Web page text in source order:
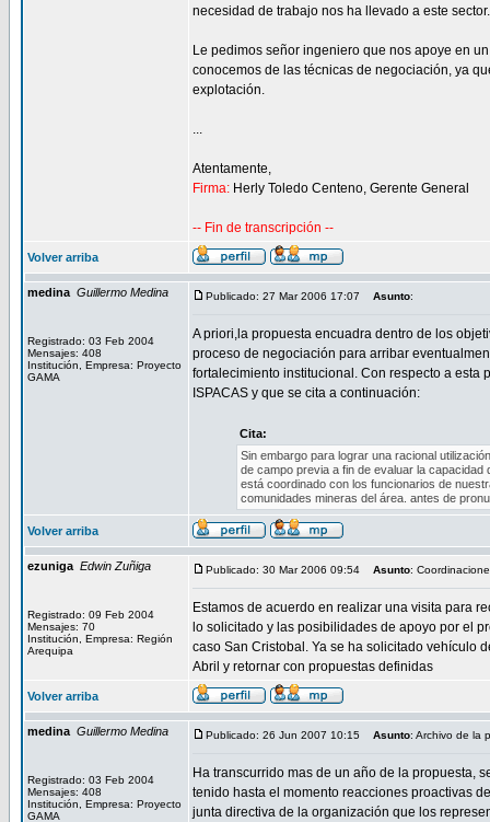
necesidad de trabajo nos ha llevado a este sector.
Le pedimos señor ingeniero que nos apoye en
conocemos de las técnicas de negociación, ya
explotación.
...
Atentamente,
Firma: Herly Toledo Centeno, Gerente General
-- Fin de transcripción --
Volver arriba
medina Guillermo Medina
Registrado: 03 Feb 2004
Mensajes: 408
Institución, Empresa: Proyecto
GAMA
Publicado: 27 Mar 2006 17:07 Asunto:
A priori,la propuesta encuadra dentro de los
proceso de negociación para arribar
fortalecimiento institucional. Con respecto a esta
ISPACAS y que se cita a continuación:
Cita:
Sin embargo para lograr una racional
de campo previa a fin de evaluar la
está coordinado con los funcionarios de
comunidades mineras del área. antes de
Volver arriba
ezuniga Edwin Zuñiga
Registrado: 09 Feb 2004
Mensajes: 70
Institución, Empresa: Región
Arequipa
Publicado: 30 Mar 2006 09:54 Asunto:
Estamos de acuerdo en realizar una visita para
lo solicitado y las posibilidades de apoyo por el
caso San Cristobal. Ya se ha solicitado vehículo
Abril y retornar con propuestas definidas
Volver arriba
medina Guillermo Medina
Registrado: 03 Feb 2004
Mensajes: 408
Institución, Empresa: Proyecto
GAMA
Publicado: 26 Jun 2007 10:15 Asunto: Archivo de la
Ha transcurrido mas de un año de la propuesta,
tenido hasta el momento reacciones proactivas
junta directiva de la organización que los